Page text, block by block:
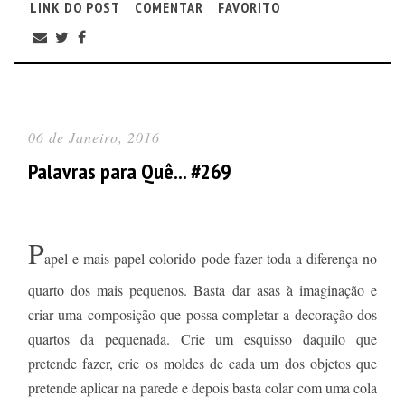
LINK DO POST COMENTAR FAVORITO
06 de Janeiro, 2016
Palavras para Quê... #269
Papel e mais papel colorido pode fazer toda a diferença no
quarto dos mais pequenos. Basta dar asas à imaginação e
criar uma composição que possa completar a decoração dos
quartos da pequenada. Crie um esquisso daquilo que
pretende fazer, crie os moldes de cada um dos objetos que
pretende aplicar na parede e depois basta colar com uma cola